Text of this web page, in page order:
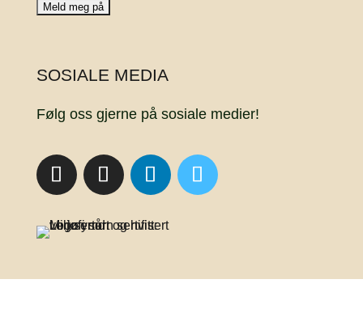
SOSIALE MEDIA
Følg oss gjerne på sosiale medier!